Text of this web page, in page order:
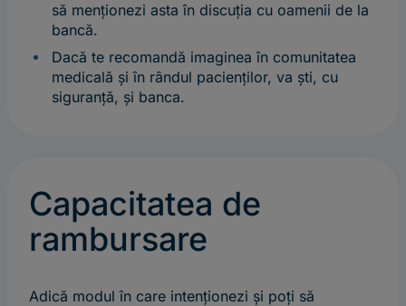
să menționezi asta în discuția cu oamenii de la
bancă.
Dacă te recomandă imaginea în comunitatea
medicală și în rândul pacienților, va ști, cu
siguranță, și banca.
Capacitatea de
rambursare
Adică modul în care intenționezi și poți să